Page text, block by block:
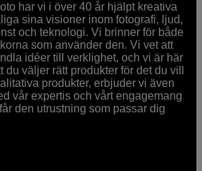
har vi i över 40 år hjälpt kreativa
sina visioner inom fotografi, ljud,
och teknologi. Vi brinner för både
som använder den. Vi vet att
idéer till verklighet, och vi är här
du väljer rätt produkter för det du vill
produkter, erbjuder vi även
vår expertis och vårt engagemang
den utrustning som passar dig